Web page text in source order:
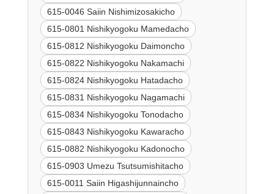
615-0046 Saiin Nishimizosakicho
615-0801 Nishikyogoku Mamedacho
615-0812 Nishikyogoku Daimoncho
615-0822 Nishikyogoku Nakamachi
615-0824 Nishikyogoku Hatadacho
615-0831 Nishikyogoku Nagamachi
615-0834 Nishikyogoku Tonodacho
615-0843 Nishikyogoku Kawaracho
615-0882 Nishikyogoku Kadonocho
615-0903 Umezu Tsutsumishitacho
615-0011 Saiin Higashijunnaincho